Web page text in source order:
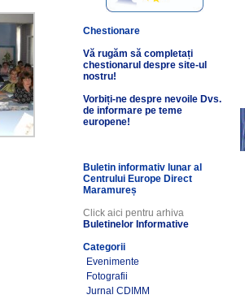
Chestionare
Vă rugăm să completați
chestionarul despre site-ul
nostru!
Vorbiți-ne despre nevoile Dvs.
de informare pe teme
europene!
Buletin informativ lunar al
Centrului Europe Direct
Maramureș
Click aici pentru arhiva
Buletinelor Informative
Categorii
Evenimente
Fotografii
Jurnal CDIMM